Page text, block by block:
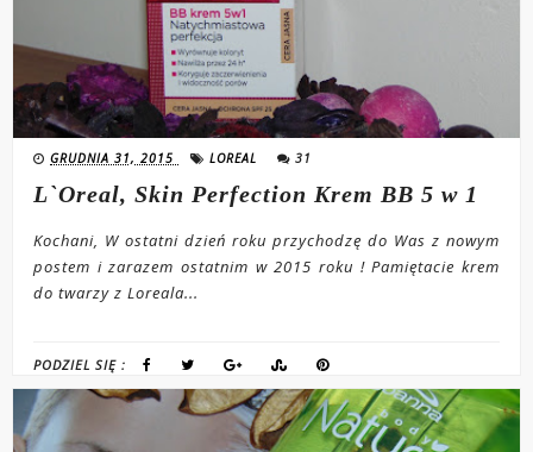
GRUDNIA 31, 2015 LOREAL 31
L`Oreal, Skin Perfection Krem BB 5 w 1
Kochani, W ostatni dzień roku przychodzę do Was z nowym
postem i zarazem ostatnim w 2015 roku ! Pamiętacie krem
do twarzy z Loreala...
PODZIEL SIĘ :